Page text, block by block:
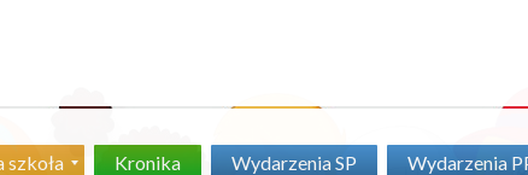
szkoła Kronika Wydarzenia SP Wydarzenia